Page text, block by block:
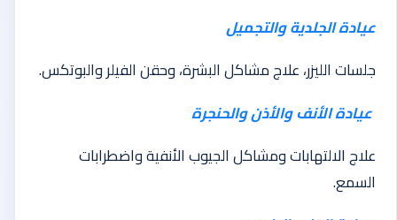
عيادة الجلدية والتجميل
جلسات الليزر، علاج مشاكل البشرة، وحقن الفيلر والبوتكس.
عيادة الأنف والأذن والحنجرة
علاج الالتهابات ومشاكل الجيوب الأنفية واضطرابات
السمع.